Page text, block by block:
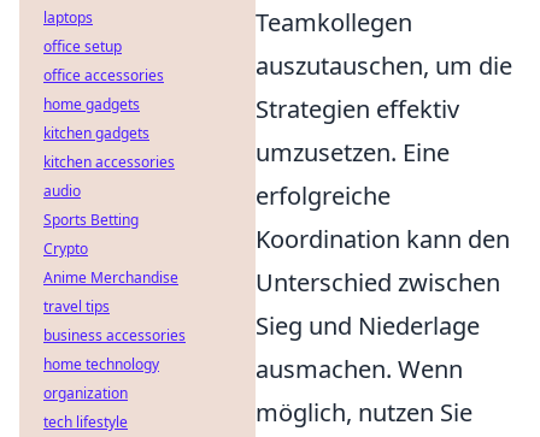
Teamkollegen
auszutauschen, um die
Strategien effektiv
umzusetzen. Eine
erfolgreiche
Koordination kann den
Unterschied zwischen
Sieg und Niederlage
ausmachen. Wenn
möglich, nutzen Sie
laptops
office setup
office accessories
home gadgets
kitchen gadgets
kitchen accessories
audio
Sports Betting
Crypto
Anime Merchandise
travel tips
business accessories
home technology
organization
tech lifestyle